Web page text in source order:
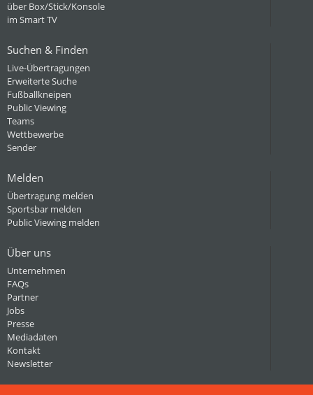
über Box/Stick/Konsole
im Smart TV
Suchen & Finden
Live-Übertragungen
Erweiterte Suche
Fußballkneipen
Public Viewing
Teams
Wettbewerbe
Sender
Melden
Übertragung melden
Sportsbar melden
Public Viewing melden
Über uns
Unternehmen
FAQs
Partner
Jobs
Presse
Mediadaten
Kontakt
Newsletter